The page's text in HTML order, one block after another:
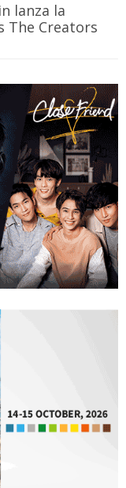
lanza la
The Creators